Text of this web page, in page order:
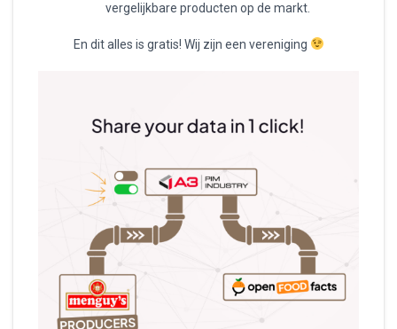
vergelijkbare producten op de markt.
En dit alles is gratis! Wij zijn een vereniging